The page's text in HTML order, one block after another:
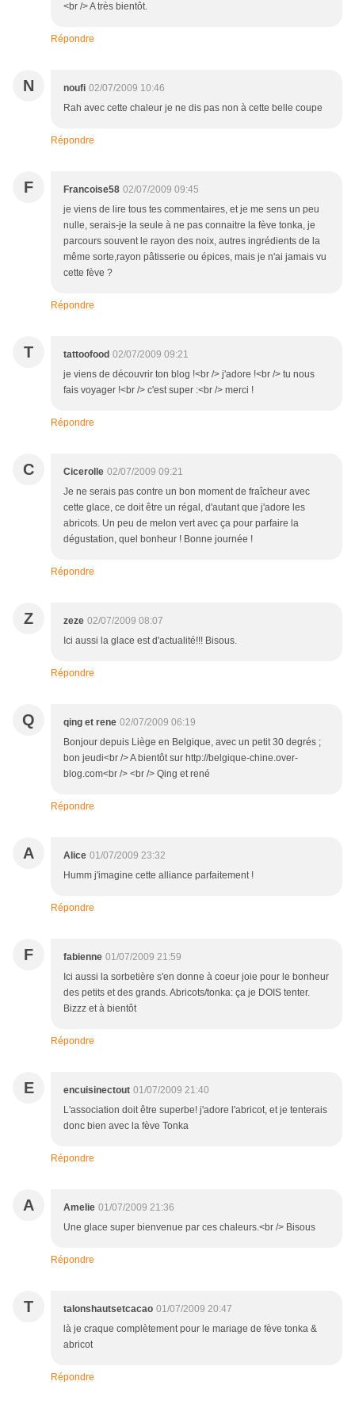
<br /> A très bientôt.
Répondre
N noufi 02/07/2009 10:46
Rah avec cette chaleur je ne dis pas non à cette belle coupe
Répondre
F Francoise58 02/07/2009 09:45
je viens de lire tous tes commentaires, et je me sens un peu
nulle, serais-je la seule à ne pas connaitre la fève tonka, je
parcours souvent le rayon des noix, autres ingrédients de la
même sorte,rayon pâtisserie ou épices, mais je n'ai jamais vu
cette fève ?
Répondre
T tattoofood 02/07/2009 09:21
je viens de découvrir ton blog !<br /> j'adore !<br /> tu nous
fais voyager !<br /> c'est super :<br /> merci !
Répondre
C Cicerolle 02/07/2009 09:21
Je ne serais pas contre un bon moment de fraîcheur avec
cette glace, ce doit être un régal, d'autant que j'adore les
abricots. Un peu de melon vert avec ça pour parfaire la
dégustation, quel bonheur ! Bonne journée !
Répondre
Z zeze 02/07/2009 08:07
Ici aussi la glace est d'actualité!!! Bisous.
Répondre
Q qing et rene 02/07/2009 06:19
Bonjour depuis Liège en Belgique, avec un petit 30 degrés ;
bon jeudi<br /> A bientôt sur http://belgique-chine.over-
blog.com<br /> <br /> Qing et rené
Répondre
A Alice 01/07/2009 23:32
Humm j'imagine cette alliance parfaitement !
Répondre
F fabienne 01/07/2009 21:59
Ici aussi la sorbetière s'en donne à coeur joie pour le bonheur
des petits et des grands. Abricots/tonka: ça je DOIS tenter.
Bizzz et à bientôt
Répondre
E encuisinectout 01/07/2009 21:40
L'association doit être superbe! j'adore l'abricot, et je tenterais
donc bien avec la fève Tonka
Répondre
A Amelie 01/07/2009 21:36
Une glace super bienvenue par ces chaleurs.<br /> Bisous
Répondre
T talonshautsetcacao 01/07/2009 20:47
là je craque complètement pour le mariage de fève tonka &
abricot
Répondre